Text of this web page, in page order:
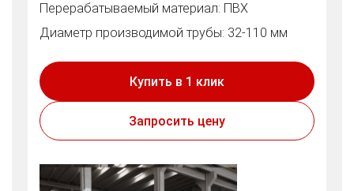
Перерабатываемый материал: ПВХ
Диаметр производимой трубы: 32-110 мм
Купить в 1 клик
Запросить цену